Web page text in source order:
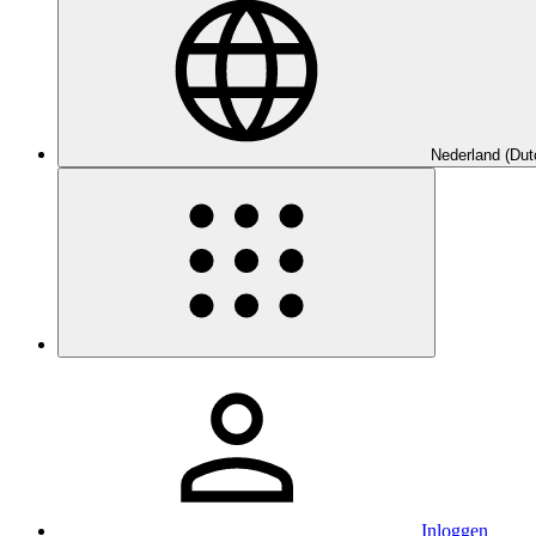
Nederland
Inloggen